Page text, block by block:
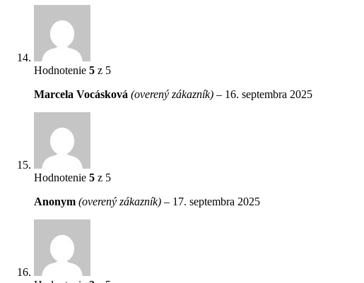
Hodnotenie 5 z 5
Marcela Vocásková (overený zákazník) – 16. septembra 2025
Hodnotenie 5 z 5
Anonym (overený zákazník) – 17. septembra 2025